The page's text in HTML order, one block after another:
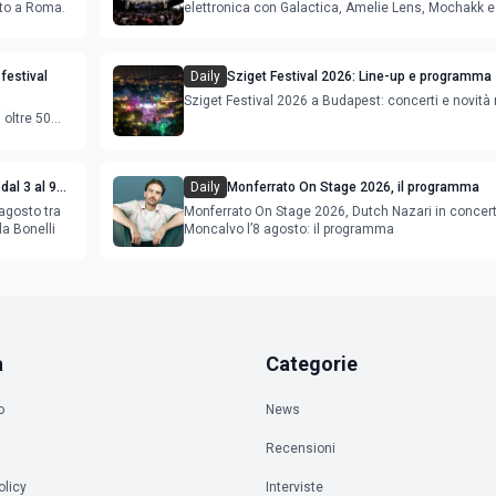
a Roma.
elettronica con Galactica, Amelie Lens, Mochakk e
oltre 50
Daily Sziget Festival 2026: Line-up e programma
Sziget Festival 2026 a Budapest: concerti e
3 al 9
tra
Bonelli
Daily Monferrato On Stage 2026, il programma
Monferrato On Stage 2026, Dutch Nazari in
Moncalvo l’8 agosto: il programma
Categorie
News
Recensioni
Interviste